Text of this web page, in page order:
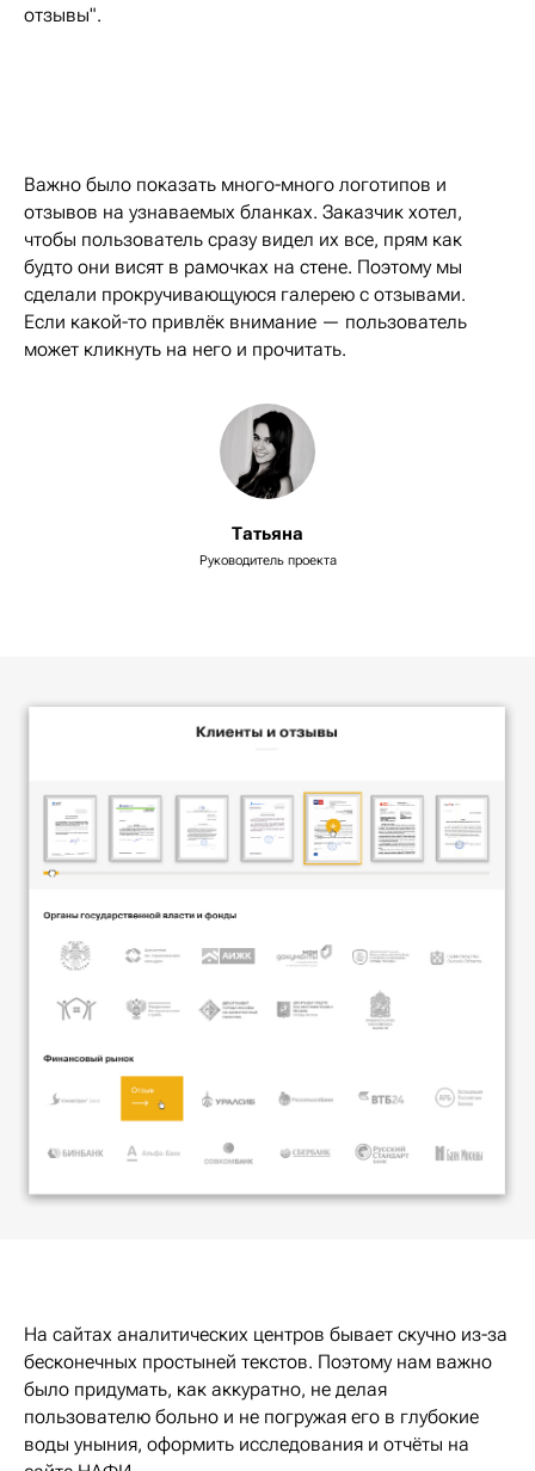
отзывы".
Важно было показать много-много логотипов и
отзывов на узнаваемых бланках. Заказчик хотел,
чтобы пользователь сразу видел их все, прям как
будто они висят в рамочках на стене. Поэтому мы
сделали прокручивающуюся галерею с отзывами.
Если какой-то привлёк внимание — пользователь
может кликнуть на него и прочитать.
Татьяна
Руководитель проекта
На сайтах аналитических центров бывает скучно из-за
бесконечных простыней текстов. Поэтому нам важно
было придумать, как аккуратно, не делая
пользователю больно и не погружая его в глубокие
воды уныния, оформить исследования и отчёты на